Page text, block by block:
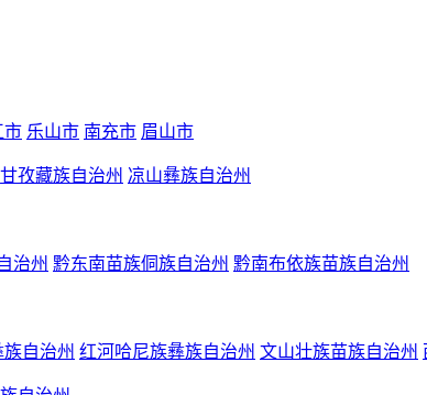
市 乐山市 南充市 眉山市
甘孜藏族自治州 凉山彝族自治州
治州 黔东南苗族侗族自治州 黔南布依族苗族自治州
自治州 红河哈尼族彝族自治州 文山壮族苗族自治州